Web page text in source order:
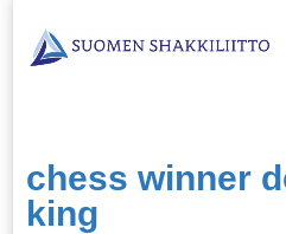
chess winner
king